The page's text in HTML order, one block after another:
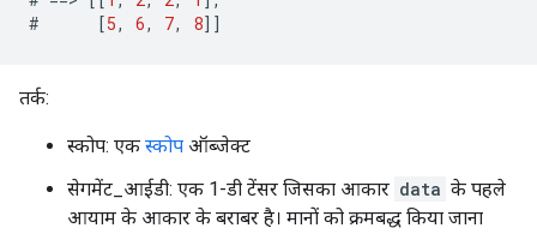
#
[5, 6, 7, 8]]
तर्क:
स्कोप: एक स्कोप ऑब्जेक्ट
सेगमेंट_आईडी: एक 1-डी टेंसर जिसका आकार data के पहले
आयाम के आकार के बराबर है। मानों को क्रमबद्ध किया जाना